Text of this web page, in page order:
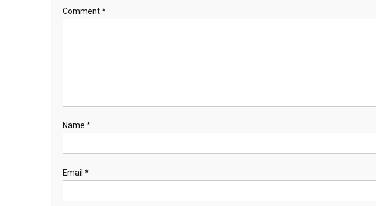
Comment*
Name *
Email *